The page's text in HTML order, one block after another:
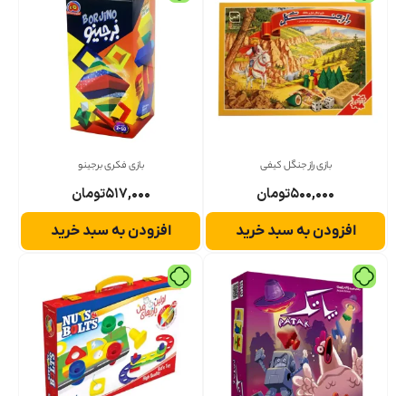
بازی راز جنگل کیفی
۵۰۰,۰۰۰تومان
افزودن به سبد خرید
بازی فکری برجینو
۵۱۷,۰۰۰تومان
افزودن به سبد خرید